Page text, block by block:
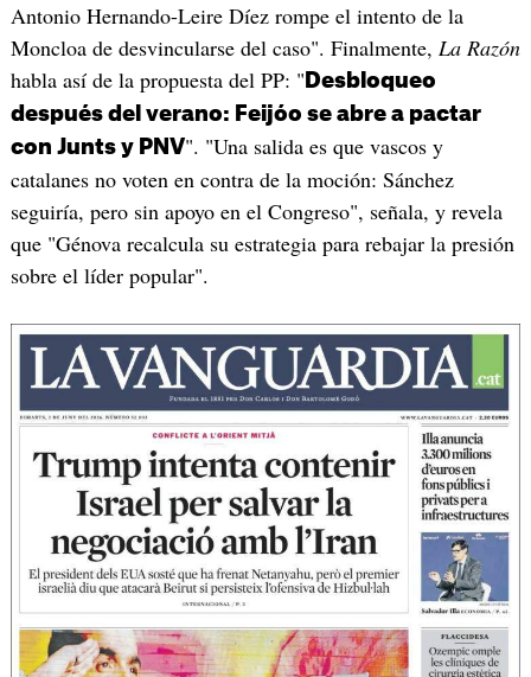
Antonio Hernando-Leire Díez rompe el intento de la
Moncloa de desvincularse del caso". Finalmente, La Razón
habla así de la propuesta del PP: " Desbloqueo
después del verano: Feijóo se abre a pactar
con Junts y PNV". "Una salida es que vascos y
catalanes no voten en contra de la moción: Sánchez
seguiría, pero sin apoyo en el Congreso", señala, y revela
que "Génova recalcula su estrategia para rebajar la presión
sobre el líder popular".